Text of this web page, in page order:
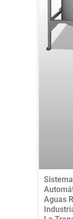
Aguas